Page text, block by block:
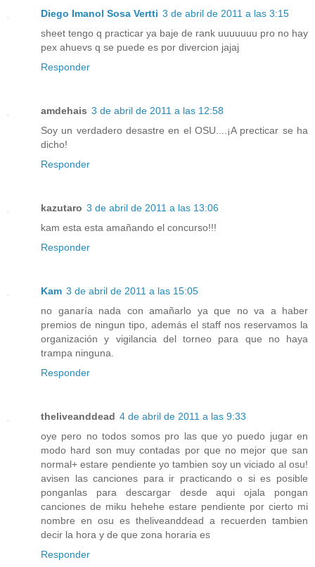
Diego Imanol Sosa Vertti 3 de abril de 2011 a las 3:15
sheet tengo q practicar ya baje de rank uuuuuuu pro no hay
pex ahuevs q se puede es por divercion jajaj
Responder
amdehais 3 de abril de 2011 a las 12:58
Soy un verdadero desastre en el OSU....¡A precticar se ha
dicho!
Responder
kazutaro 3 de abril de 2011 a las 13:06
kam esta esta amañando el concurso!!!
Responder
Kam 3 de abril de 2011 a las 15:05
no ganaría nada con amañarlo ya que no va a haber
premios de ningun tipo, además el staff nos reservamos la
organización y vigilancia del torneo para que no haya
trampa ninguna.
Responder
theliveanddead 4 de abril de 2011 a las 9:33
oye pero no todos somos pro las que yo puedo jugar en
modo hard son muy contadas por que no mejor que san
normal+ estare pendiente yo tambien soy un viciado al osu!
avisen las canciones para ir practicando o si es posible
ponganlas para descargar desde aqui ojala pongan
canciones de miku hehehe estare pendiente por cierto mi
nombre en osu es theliveanddead a recuerden tambien
decir la hora y de que zona horaria es
Responder